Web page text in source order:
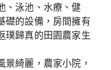
、泳池、水療、健
礎的設備，房間擁有
璞歸真的田園農家生
綺麗，農家小院，